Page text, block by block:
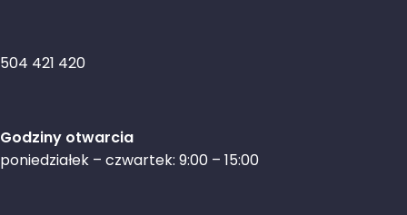
504 421 420
Godziny otwarcia
poniedziałek – czwartek: 9:00 – 15:00